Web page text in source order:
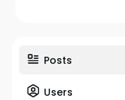
Posts
Users